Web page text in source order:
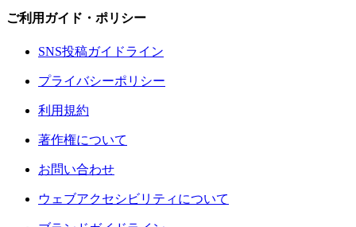
ご利用ガイド・ポリシー
SNS投稿ガイドライン
プライバシーポリシー
利用規約
著作権について
お問い合わせ
ウェブアクセシビリティについて